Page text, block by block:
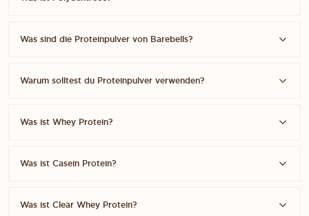
Was sind die Proteinpulver von Barebells?
Warum solltest du Proteinpulver verwenden?
Was ist Whey Protein?
Was ist Casein Protein?
Was ist Clear Whey Protein?